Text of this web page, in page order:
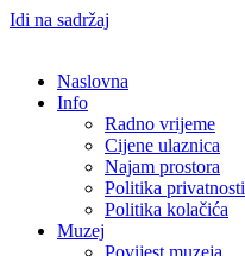
Idi na sadržaj
Naslovna
Info
Radno vrijeme
Cijene ulaznica
Najam prostora
Politika privatnosti
Politika kolačića
Muzej
Povijest muzeja